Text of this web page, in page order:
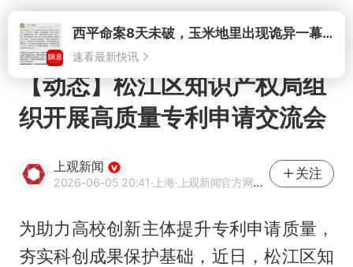
打开
【动态】松江区知识产权局组
织开展高质量专利申请交流会
上观新闻
2026-06-05 20:41·上海·上观新闻官方网易号
关注
为助力高校创新主体提升专利申请质量，
夯实科创成果保护基础，近日，松江区知